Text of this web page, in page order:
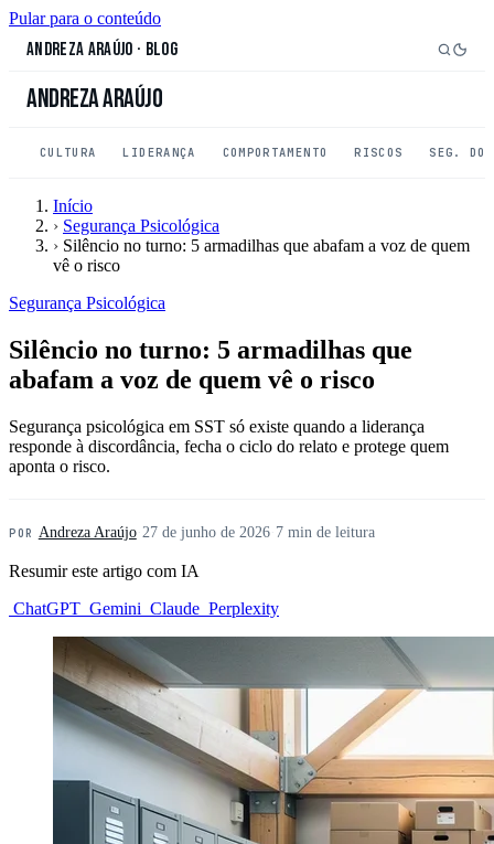
Pular para o conteúdo
Andreza Araújo · Blog
Andreza Araújo
CULTURA LIDERANÇA COMPORTAMENTO RISCOS SEG. DO
Início
› Segurança Psicológica
› Silêncio no turno: 5 armadilhas que abafam a voz de quem
vê o risco
Segurança Psicológica
Silêncio no turno: 5 armadilhas que
abafam a voz de quem vê o risco
Segurança psicológica em SST só existe quando a liderança
responde à discordância, fecha o ciclo do relato e protege quem
aponta o risco.
POR Andreza Araújo· 27 de junho de 2026· 7 min de leitura
Resumir este artigo com IA
ChatGPT Gemini Claude Perplexity